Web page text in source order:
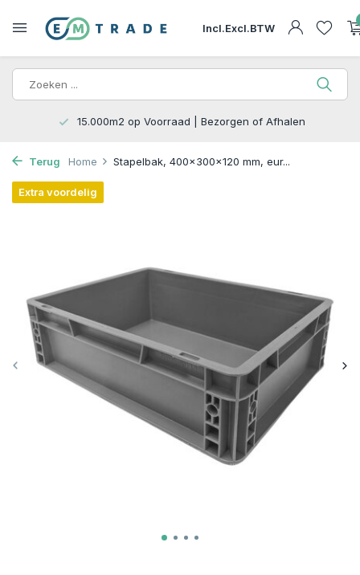
Incl.Excl.BTW
15.000m2 op Voorraad | Bezorgen of Afhalen
Terug Home Stapelbak, 400x300x120 mm, eur...
Extra voordelig